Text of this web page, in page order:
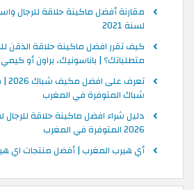
مقارنة أفضل ماكينة حلاقة للرجال
لسنة 2021
متطلباتك؟ | باناسونيك، براون أو كيمي
شباك المتوفرة في المغرب
دليل شراء افضل ماكينة حلاقة للرجال
2026 المتوفرة في المغرب
أي هيرب المغرب | أفضل منتجات اي